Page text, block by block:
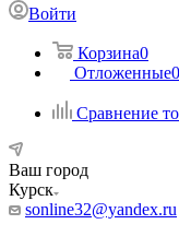
Войти
Корзина0
Отложенные0
Сравнение
Ваш город
Курск
sonline32@yandex.ru